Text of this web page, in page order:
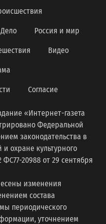
Дело Россия и мир
Видео
Согласие
«Интернет-газета
Федеральной
законодательства в
охране культурного
20988 от 29 сентября
изменения
состава
периодического
уточнением